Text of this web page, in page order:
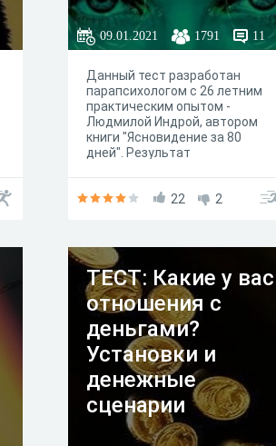
09.01.2021 1791 11
Данный тест разработан
парапсихологом с 26 летним
практическим опытом -
Людмилой Индрой, автором
книги "Ясновидение за 80
дней". Результат
способностей.22 2
ТЕСТ: Какие у вас
отношения с
деньгами?
Установки и
денежные
сценарии